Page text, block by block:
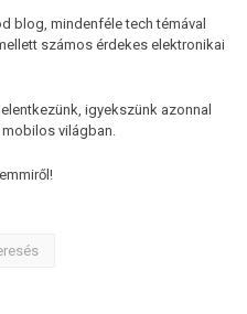
blog, mindenféle tech témával
számos érdekes elektronikai
igyekszünk azonnal
világban.